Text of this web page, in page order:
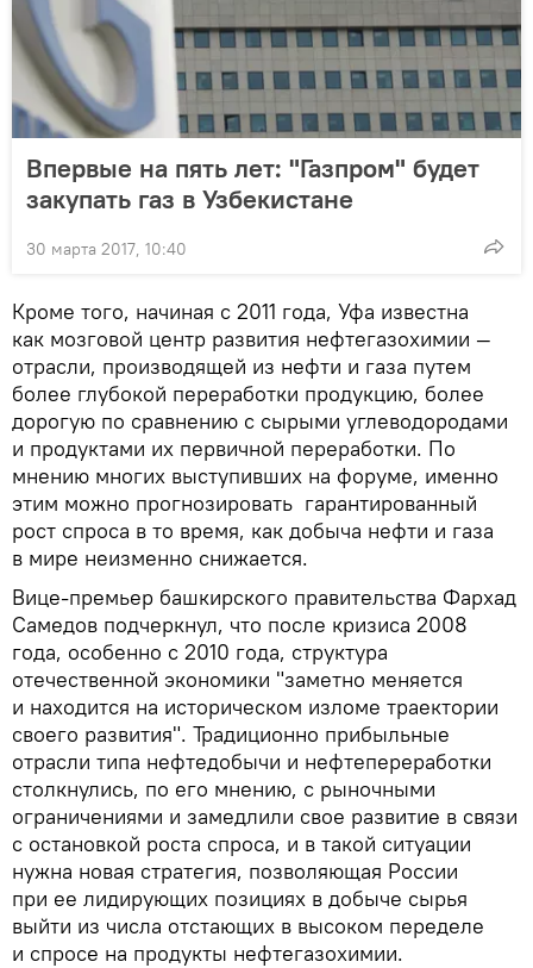
Впервые на пять лет: "Газпром" будет
закупать газ в Узбекистане
30 марта 2017, 10:40
Кроме того, начиная с 2011 года, Уфа известна
как мозговой центр развития нефтегазохимии —
отрасли, производящей из нефти и газа путем
более глубокой переработки продукцию, более
дорогую по сравнению с сырыми углеводородами
и продуктами их первичной переработки. По
мнению многих выступивших на форуме, именно
этим можно прогнозировать гарантированный
рост спроса в то время, как добыча нефти и газа
в мире неизменно снижается.
Вице-премьер башкирского правительства Фархад
Самедов подчеркнул, что после кризиса 2008
года, особенно с 2010 года, структура
отечественной экономики "заметно меняется
и находится на историческом изломе траектории
своего развития". Традиционно прибыльные
отрасли типа нефтедобычи и нефтепереработки
столкнулись, по его мнению, с рыночными
ограничениями и замедлили свое развитие в связи
с остановкой роста спроса, и в такой ситуации
нужна новая стратегия, позволяющая России
при ее лидирующих позициях в добыче сырья
выйти из числа отстающих в высоком переделе
и спросе на продукты нефтегазохимии.